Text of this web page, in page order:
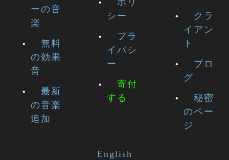
ーの音
楽
無料
の効果
音
最新
の音楽
追加
ポリ
シー
プラ
イバシ
ー
寄付
する
クラ
イアン
ト
ブロ
グ
秘密
のペー
ジ
English